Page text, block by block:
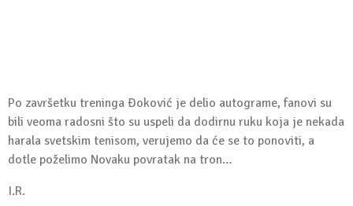
Po završetku treninga Đoković je delio autograme, fanovi su
bili veoma radosni što su uspeli da dodirnu ruku koja je nekada
harala svetskim tenisom, verujemo da će se to ponoviti, a
dotle poželimo Novaku povratak na tron…
I.R.